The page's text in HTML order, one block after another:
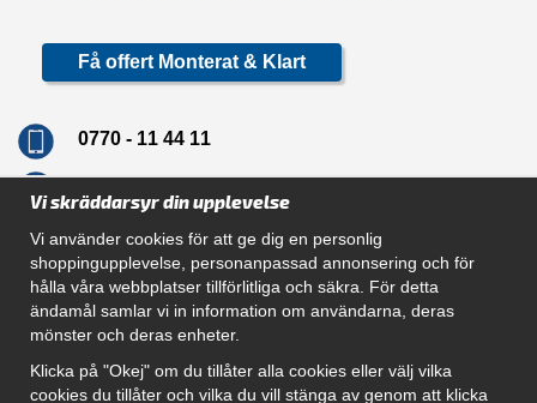
Få offert Monterat & Klart
0770 - 11 44 11
Navigation
Hur beställer jag
Gör Det Själv Paket
Montera dragkrok
Vi skräddarsyr din upplevelse
Vi använder cookies för att ge dig en personlig
shoppingupplevelse, personanpassad annonsering och för
hålla våra webbplatser tillförlitliga och säkra. För detta
ändamål samlar vi in information om användarna, deras
mönster och deras enheter.
Klicka på "Okej" om du tillåter alla cookies eller välj vilka
cookies du tillåter och vilka du vill stänga av genom att klicka